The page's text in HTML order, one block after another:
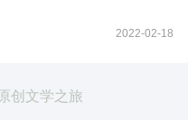
2022-02-18
创文学之旅